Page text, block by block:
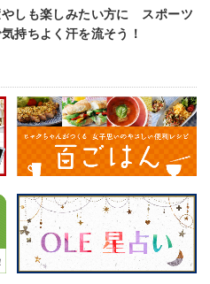
やしも楽しみたい方に スポーツ
持ちよく汗を流そう！